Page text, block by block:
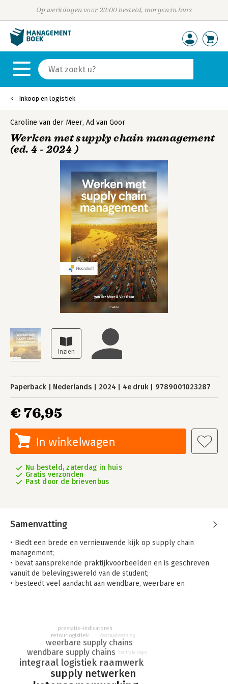
Op werkdagen voor 23:00 besteld, morgen in huis
Inkoop en logistiek
Caroline van der Meer, Ad van Goor
Werken met supply chain management
(ed. 4 - 2024 )
Paperback Nederlands 2024 4e druk 9789001023287
€ 76,95
In winkelwagen
Nu besteld, zaterdag in huis
Gratis verzonden
Past door de brievenbus
Samenvatting
• Biedt een brede en vernieuwende kijk op supply chain
management;
• bevat aansprekende praktijkvoorbeelden en is geschreven
vanuit de belevingswereld van de student;
• besteedt veel aandacht aan wendbare, weerbare en
management. Het begint met de noodzaak van supply chain
management en gaat vervolgens dieper in op de essentie
ervan en de voorwaarden die ervoor gelden. Het integraal
logistiek raamwerk voor de keten is een belangrijk onderwerp
in het boek. In het middelste deel worden de elementen van
dit raamwerk behandeld, met veel aandacht voor de
supply netwerken
integraal logistiek raamwerk
wendbare supply chains
weerbare supply chains
retourlogistiek
prestatie-indicatoren
voorraadvorming
centrale regie